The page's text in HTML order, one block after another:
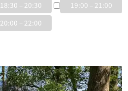
18:30 – 20:30
19:00 – 21:00
20:00 – 22:00